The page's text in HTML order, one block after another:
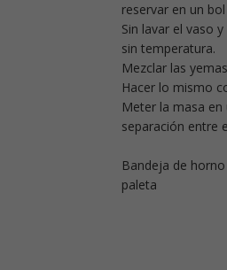
reservar en un
Sin lavar el vaso
sin temperatura.
Mezclar las
Hacer lo mismo
Meter la masa
separación entre
Bandeja de
paleta